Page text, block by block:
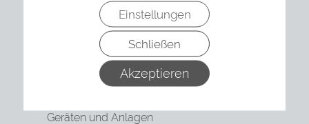
Einstellungen
Schließen
Akzeptieren
Zur Abscheidung von trockenen Stäuben in
Schreinereien und
metallverarbeitenden Betrieben
Geräten und Anlagen